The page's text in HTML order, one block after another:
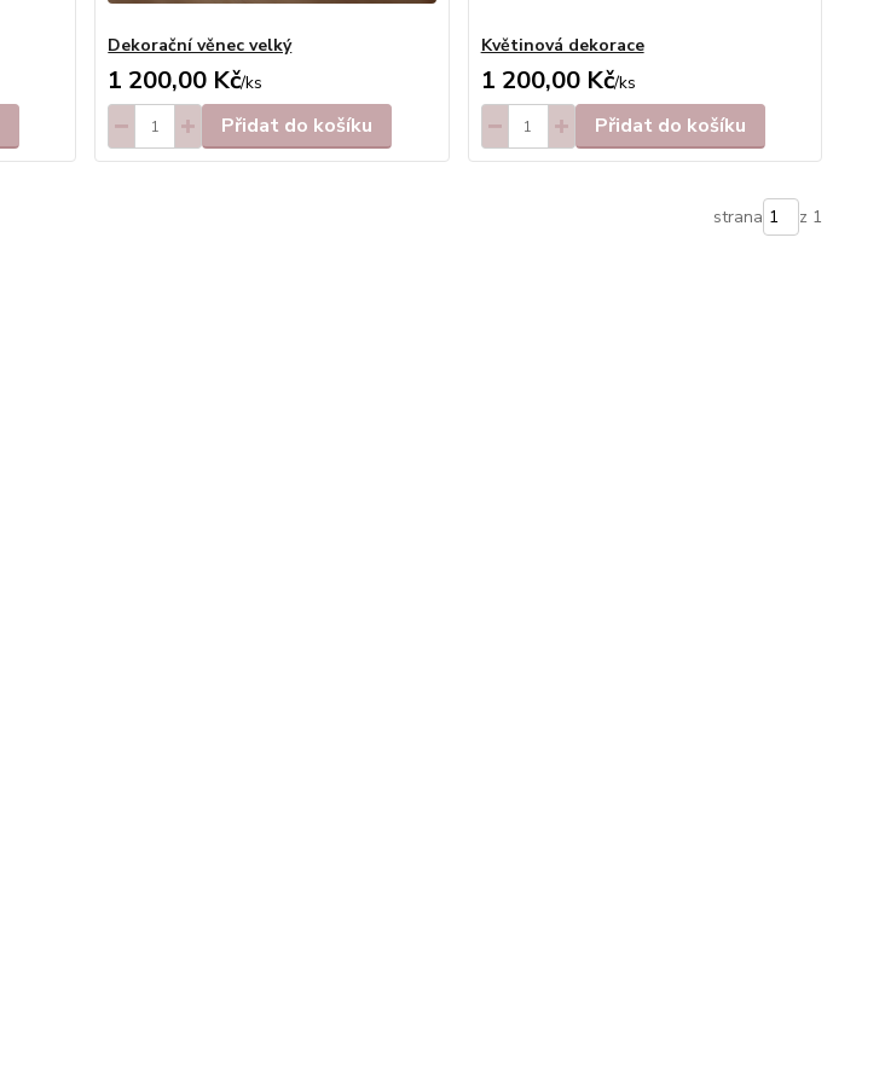
Dekorační věnec velký
1 200,00 Kč/ks
Přidat do košíku
Květinová dekorace
1 200,00 Kč/ks
Přidat do košíku
strana z 1